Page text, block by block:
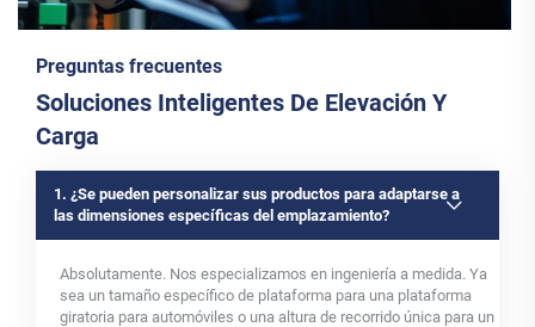
Preguntas frecuentes
Soluciones Inteligentes De Elevación Y
Carga
1. ¿Se pueden personalizar sus productos para adaptarse a
las dimensiones específicas del emplazamiento?
Absolutamente. Nos especializamos en ingeniería a medida. Ya
sea un tamaño específico de plataforma para una plataforma
giratoria para automóviles o una altura de recorrido única para un